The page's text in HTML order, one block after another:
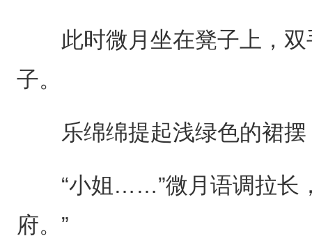
此时微月坐在凳子上，双
子。
乐绵绵提起浅绿色的裙摆
“小姐……”微月语调拉长，
府。”